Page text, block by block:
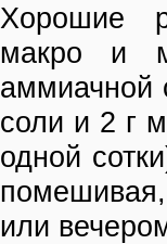
Хорошие
макро и
аммиачной
соли и 2 г
одной
или